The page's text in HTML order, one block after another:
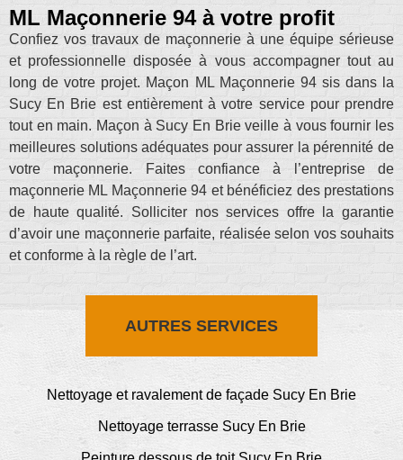
ML Maçonnerie 94 à votre profit
Confiez vos travaux de maçonnerie à une équipe sérieuse
et professionnelle disposée à vous accompagner tout au
long de votre projet. Maçon ML Maçonnerie 94 sis dans la
Sucy En Brie est entièrement à votre service pour prendre
tout en main. Maçon à Sucy En Brie veille à vous fournir les
meilleures solutions adéquates pour assurer la pérennité de
votre maçonnerie. Faites confiance à l’entreprise de
maçonnerie ML Maçonnerie 94 et bénéficiez des prestations
de haute qualité. Solliciter nos services offre la garantie
d’avoir une maçonnerie parfaite, réalisée selon vos souhaits
et conforme à la règle de l’art.
AUTRES SERVICES
Nettoyage et ravalement de façade Sucy En Brie
Nettoyage terrasse Sucy En Brie